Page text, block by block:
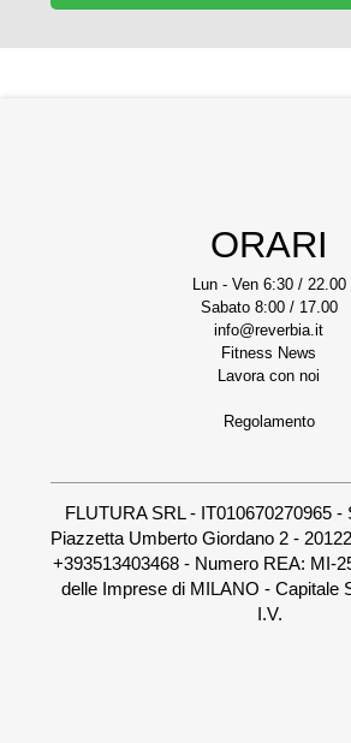
ORARI
Lun - Ven 6:30 / 22.00
Sabato 8:00 / 17.00
info@reverbia.it
Fitness News
Lavora con noi
Regolamento
FLUTURA SRL - IT010670270965
Piazzetta Umberto Giordano 2 -
+393513403468 - Numero REA: MI-
delle Imprese di MILANO - Capitale
I.V.